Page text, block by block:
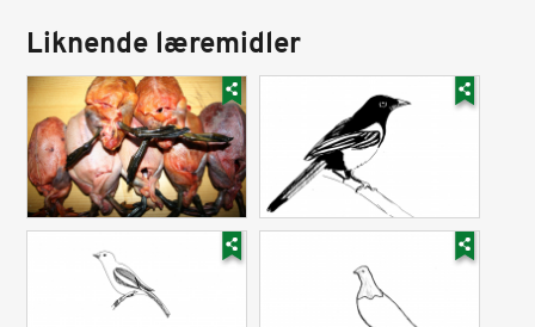
Liknende læremidler